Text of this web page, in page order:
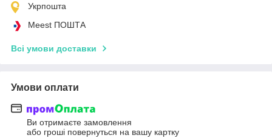
Укрпошта
Meest ПОШТА
Всі умови доставки
Умови оплати
Ви отримаєте замовлення
або гроші повернуться на вашу картку